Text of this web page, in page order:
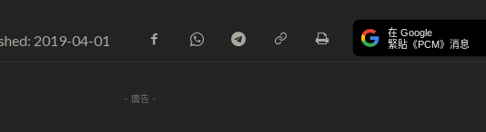
2019-04-01 在 Google
緊貼《PCM》消息
- 廣告 -